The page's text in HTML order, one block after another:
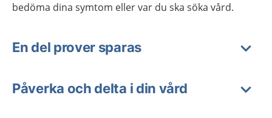
bedöma dina symtom eller var du ska söka vård.
En del prover sparas
Påverka och delta i din vård